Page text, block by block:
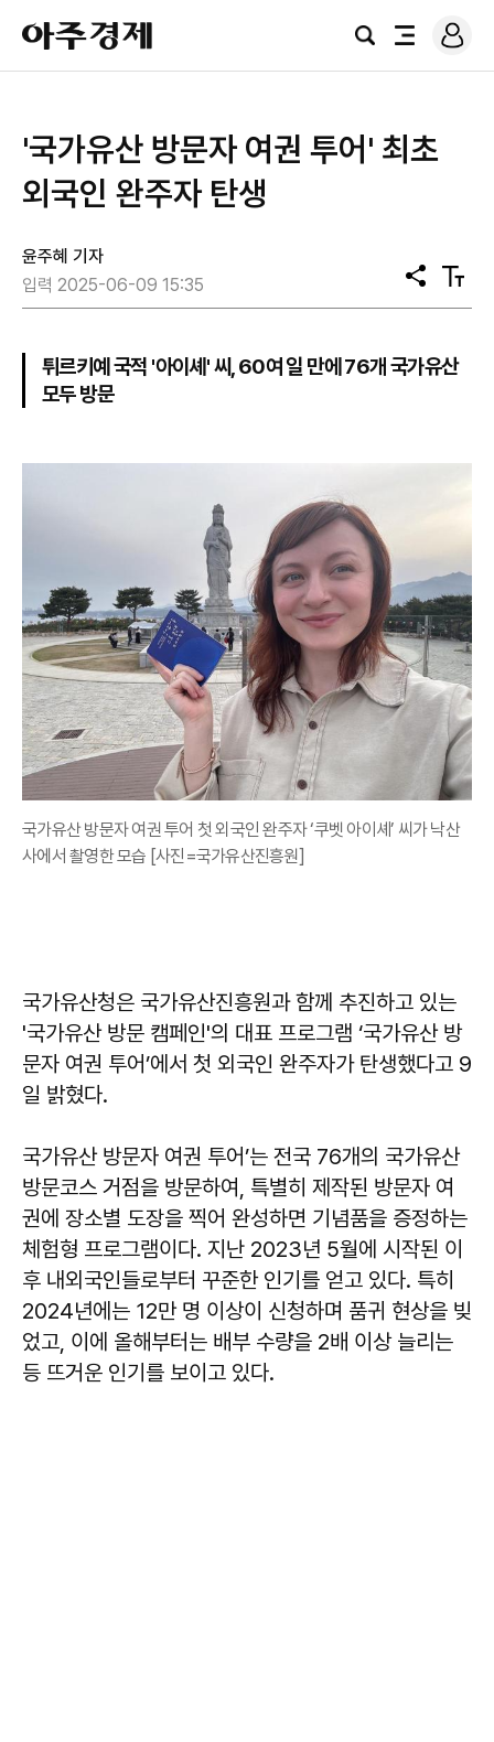
아
주
경
검
전
로
그
'국가유산 방문자 여권 투어' 최초
외국인 완주자 탄생
윤주혜 기자
입력 2025-06-09 15:35
공
유
텍
스
기
튀르키예 국적 '아이셰' 씨, 60여 일 만에 76개 국가유산
모두 방문
국가유산 방문자 여권 투어 첫 외국인 완주자 ‘쿠벳 아이셰’ 씨가 낙산
사에서 촬영한 모습 [사진=국가유산진흥원]
국가유산청은 국가유산진흥원과 함께 추진하고 있는
'국가유산 방문 캠페인'의 대표 프로그램 ‘국가유산 방
문자 여권 투어’에서 첫 외국인 완주자가 탄생했다고 9
일 밝혔다.
국가유산 방문자 여권 투어’는 전국 76개의 국가유산
방문코스 거점을 방문하여, 특별히 제작된 방문자 여
권에 장소별 도장을 찍어 완성하면 기념품을 증정하는
체험형 프로그램이다. 지난 2023년 5월에 시작된 이
후 내외국인들로부터 꾸준한 인기를 얻고 있다. 특히
2024년에는 12만 명 이상이 신청하며 품귀 현상을 빚
었고, 이에 올해부터는 배부 수량을 2배 이상 늘리는
등 뜨거운 인기를 보이고 있다.